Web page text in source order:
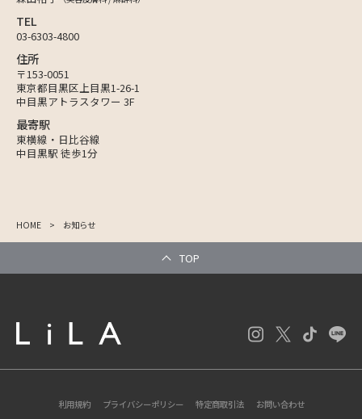
TEL
03-6303-4800
住所
〒153-0051
東京都目黒区上目黒1-26-1
中目黒アトラスタワー 3F
最寄駅
東横線・日比谷線
中目黒駅 徒歩1分
HOME お知らせ
TOP
利用規約 プライバシーポリシー 特定商取引法 お問い合わせ